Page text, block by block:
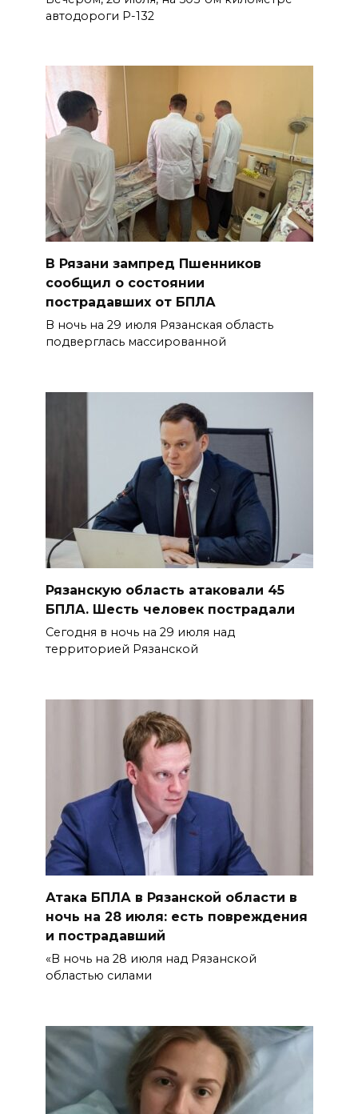
автодороги Р-132
В Рязани зампред Пшенников
сообщил о состоянии
пострадавших от БПЛА
В ночь на 29 июля Рязанская область
подверглась массированной
Рязанскую область атаковали 45
БПЛА. Шесть человек пострадали
Сегодня в ночь на 29 июля над
территорией Рязанской
Атака БПЛА в Рязанской области в
ночь на 28 июля: есть повреждения
и пострадавший
«В ночь на 28 июля над Рязанской
областью силами